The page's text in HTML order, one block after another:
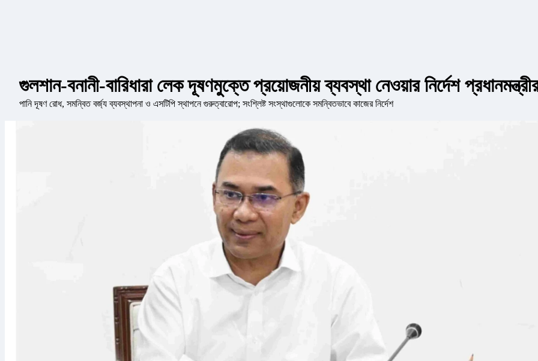
গুলশান-বনানী-বারিধারা লেক দূষণমুক্তে প্রয়োজনীয় ব্যবস্থা নেওয়ার নির্দেশ
পানি দূষণ রোধ, সমন্বিত বর্জ্য ব্যবস্থাপনা ও এসটিপি স্থাপনে গুরুত্বারোপ; সংশ্লিষ্ট সংস্থাগুলোকে সমন্বিতভাবে কাজের নির্দেশ